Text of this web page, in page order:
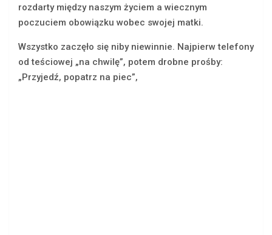
rozdarty między naszym życiem a wiecznym
poczuciem obowiązku wobec swojej matki.
Wszystko zaczęło się niby niewinnie. Najpierw telefony
od teściowej „na chwilę”, potem drobne prośby:
„Przyjedź, popatrz na piec”,